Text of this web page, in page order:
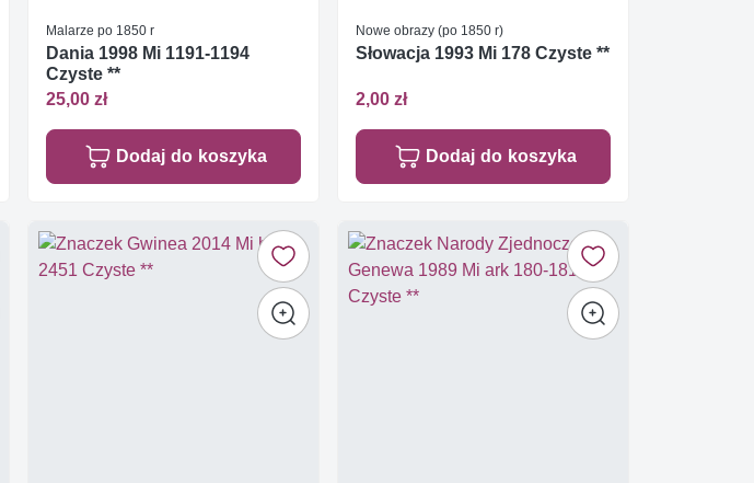
Malarze po 1850 r
Dania 1998 Mi 1191-1194
Czyste **
25,00 zł
Dodaj do koszyka
Nowe obrazy (po 1850 r)
Słowacja 1993 Mi 178 Czyste **
2,00 zł
Dodaj do koszyka